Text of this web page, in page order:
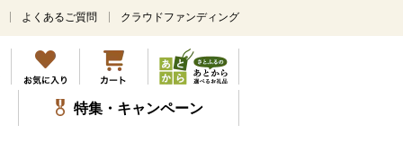
メ
ン
コ
ン
テ
よくあるご質問 クラウドファンディング
特集・キャンペーン